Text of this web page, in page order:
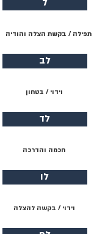
ל
תפילה / בקשת הצלה והודיה
לב
וידוי / בטחון
לד
חכמה והדרכה
לו
וידוי / בקשה להצלה